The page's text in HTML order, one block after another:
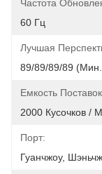
Частота
60 Гц
Лучшая
89/89/89/89
Емкость
2000 Кусочков /
Порт:
Гуанчжоу,